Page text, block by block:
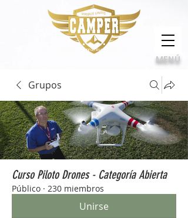
Calidad, compromiso e innovación
MENÚ
Grupos
Curso Piloto Drones - Categoría Abierta
Público · 230 miembros
Unirse